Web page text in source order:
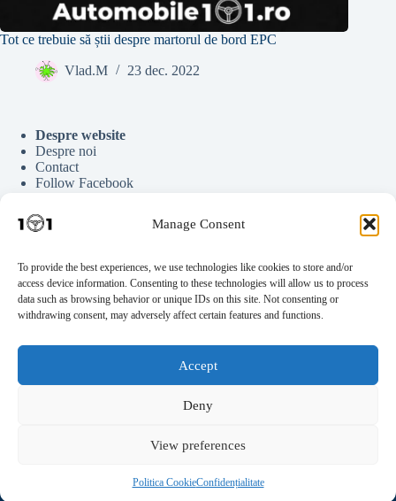
Manage Consent
To provide the best experiences, we use technologies like cookies to store and/or
access device information. Consenting to these technologies will allow us to process
data such as browsing behavior or unique IDs on this site. Not consenting or
withdrawing consent, may adversely affect certain features and functions.
Accept
Deny
View preferences
Politica CookieConfidențialitate
Tot ce trebuie să știi despre martorul de bord EPC
Vlad.M 23 dec. 2022
Despre website
Despre noi
Contact
Follow Facebook
Follow Youtube
Follow Tiktok
Parteneriate
Publicitate
Scrie pentru noi
Disclaimer de afiliere
Copyright © 2026 Automobile101.ro | by